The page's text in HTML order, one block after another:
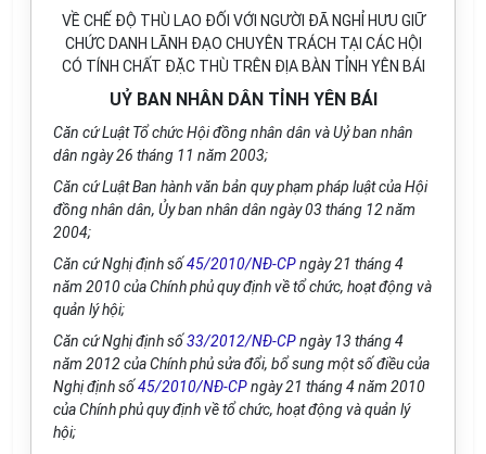
VỀ CHẾ ĐỘ THÙ LAO ĐỐI VỚI NGƯỜI ĐÃ NGHỈ HƯU GIỮ
CHỨC DANH LÃNH ĐẠO CHUYÊN TRÁCH TẠI CÁC HỘI
CÓ TÍNH CHẤT ĐẶC THÙ TRÊN ĐỊA BÀN TỈNH YÊN BÁI
UỶ BAN NHÂN DÂN TỈNH YÊN BÁI
Căn cứ Luật Tổ chức Hội đồng nhân dân và Uỷ ban nhân
dân ngày 26 tháng 11 năm 2003;
Căn cứ Luật Ban hành văn bản quy phạm pháp luật của Hội
đồng nhân dân, Ủy ban nhân dân ngày 03 tháng 12 năm
2004;
Căn cứ Nghị định số45/2010/NĐ-CPngày 21 tháng 4
năm 2010 của Chính phủ quy định về tổ chức, hoạt động và
quản lý hội;
Căn cứ Nghị định số33/2012/NĐ-CPngày 13 tháng 4
năm 2012 của Chính phủ sửa đổi, bổ sung một số điều của
Nghị định số45/2010/NĐ-CPngày 21 tháng 4 năm 2010
của Chính phủ quy định về tổ chức, hoạt động và quản lý
hội;